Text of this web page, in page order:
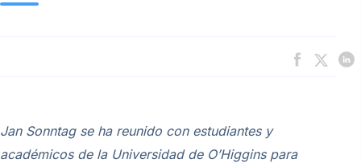
Jan Sonntag se ha reunido con estudiantes y
académicos de la Universidad de O’Higgins para